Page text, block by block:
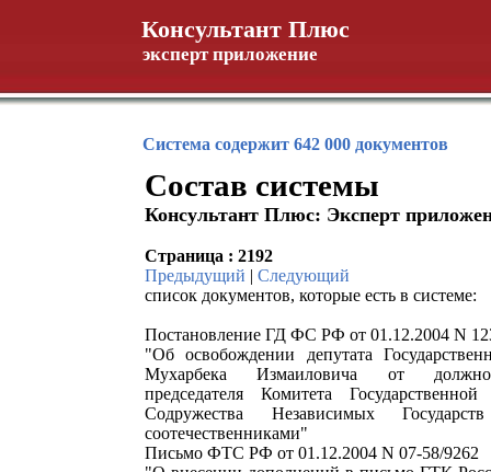
Консультант Плюс
эксперт приложение
Система содержит 642 000 документов
Состав системы
Консультант Плюс: Эксперт
Страница : 2192
Предыдущий |Следующий
список документов, которые есть в системе:
Постановление ГД ФС РФ от 01.12.2004 N
"Об освобождении депутата
Мухарбека Измаиловича от
председателя Комитета
Содружества Независимых
соотечественниками"
Письмо ФТС РФ от 01.12.2004 N 07-58/9262